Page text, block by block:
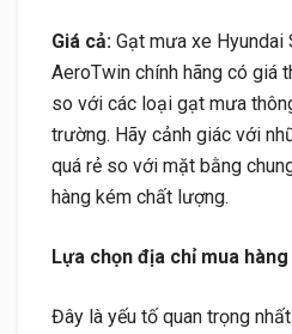
Giá cả: Gạt mưa xe Hyundai
AeroTwin chính hãng có giá
so với các loại gạt mưa
trường. Hãy cảnh giác với
quá rẻ so với mặt bằng
hàng kém chất lượng.
Lựa chọn địa chỉ mua
Đây là yếu tố quan trọng